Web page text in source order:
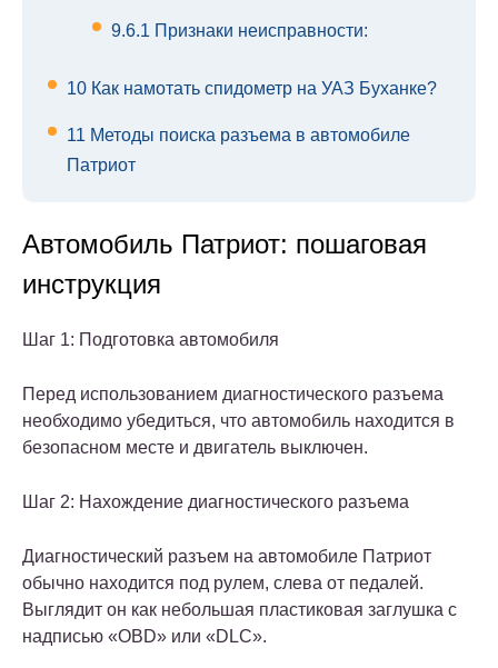
9.6.1 Признаки неисправности:
10 Как намотать спидометр на УАЗ Буханке?
11 Методы поиска разъема в автомобиле
Патриот
Автомобиль Патриот: пошаговая
инструкция
Шаг 1: Подготовка автомобиля
Перед использованием диагностического разъема
необходимо убедиться, что автомобиль находится в
безопасном месте и двигатель выключен.
Шаг 2: Нахождение диагностического разъема
Диагностический разъем на автомобиле Патриот
обычно находится под рулем, слева от педалей.
Выглядит он как небольшая пластиковая заглушка с
надписью «OBD» или «DLC».